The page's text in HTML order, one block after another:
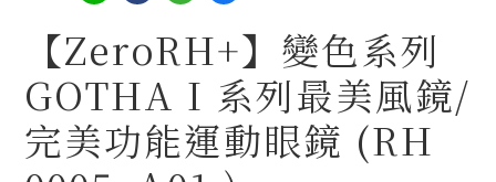
【ZeroRH+】變色系列
GOTHA I 系列最美風鏡/
完美功能運動眼鏡 (RH